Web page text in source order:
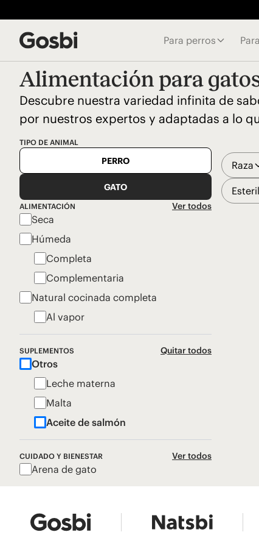
Para perros
Alimentación para
Descubre nuestra variedad infinita de
por nuestros expertos y adaptadas a lo
TIPO DE ANIMAL
PERRO
GATO
ALIMENTACIÓN Ver todos
Seca
Húmeda
Completa
Complementaria
Natural cocinada completa
Al vapor
SUPLEMENTOS Quitar todos
Otros
Leche materna
Malta
Aceite de salmón
CUIDADO Y BIENESTAR Ver todos
Arena de gato
Raza